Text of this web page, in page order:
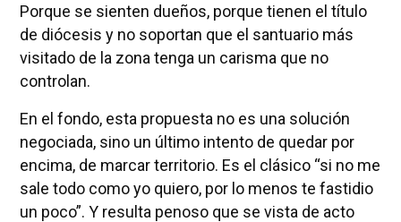
Porque se sienten dueños, porque tienen el título
de diócesis y no soportan que el santuario más
visitado de la zona tenga un carisma que no
controlan.
En el fondo, esta propuesta no es una solución
negociada, sino un último intento de quedar por
encima, de marcar territorio. Es el clásico “si no me
sale todo como yo quiero, por lo menos te fastidio
un poco”. Y resulta penoso que se vista de acto